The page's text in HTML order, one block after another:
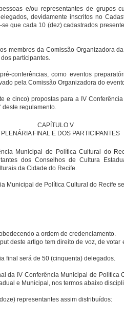
e/ou representantes de grupos
devidamente inscritos no
que cada 10 (dez) cadastrados
membros da Comissão Organizadora
participantes.
conferências, como eventos
pela Comissão Organizadora do
e cinco) propostas para a IV
deste regulamento.
CAPÍTULO V
PLENÁRIA FINAL E DOS PARTICIPANTES
Municipal de Política Cultural do
dos Conselhos de Cultura
da Cidade do Recife.
Municipal de Política Cultural do Recife
a ordem de credenciamento.
deste artigo tem direito de voz, de
final será de 50 (cinquenta) delegados.
da IV Conferência Municipal de Política
e Municipal, nos termos abaixo
representantes assim distribuídos: